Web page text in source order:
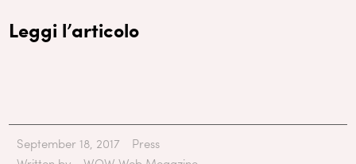
Leggi l’articolo
September 18, 2017
Press